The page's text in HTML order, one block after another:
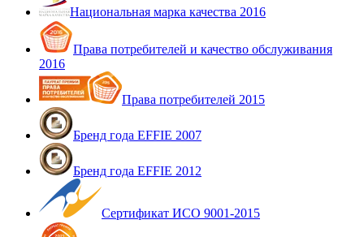
Национальная марка качества 2016
Права потребителей и качество обслуживания
2016
Права потребителей 2015
Бренд года EFFIE 2007
Бренд года EFFIE 2012
Сертификат ИСО 9001-2015